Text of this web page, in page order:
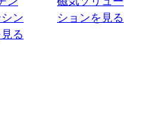
ン
る
ションを見る